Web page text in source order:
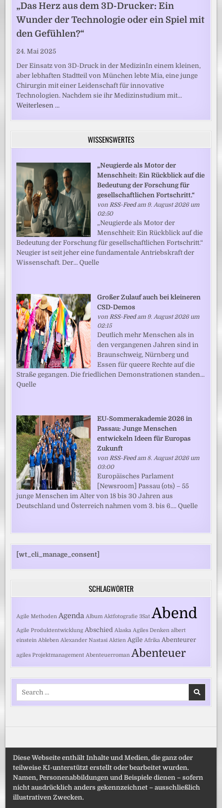
„Das Herz aus dem 3D-Drucker: Ein
Wunder der Technologie oder ein Spiel mit
den Gefühlen?“
24. Mai 2025
Der Einsatz von 3D-Druck in der MedizinIn einem kleinen,
aber lebhaften Stadtteil von München lebte Mia, eine junge
Chirurgin mit einer Leidenschaft für innovative
Technologien. Nachdem sie ihr Medizinstudium mit…
Weiterlesen …
WISSENSWERTES
„Neugierde als Motor der
Menschheit: Ein Rückblick auf die
Bedeutung der Forschung für
gesellschaftlichen Fortschritt.“
vonRSS-Feedam 9. August 2026 um
02:50
„Neugierde als Motor der
Menschheit: Ein Rückblick auf die
Bedeutung der Forschung für gesellschaftlichen Fortschritt.“
Neugier ist seit jeher eine fundamentale Antriebskraft der
Wissenschaft. Der... Quelle
Großer Zulauf auch bei kleineren
CSD-Demos
von RSS-Feedam 9. August 2026 um
02:15
Deutlich mehr Menschen als in
den vergangenen Jahren sind in
Braunschweig, Nürnberg und
Essen für queere Rechte auf die
Straße gegangen. Die friedlichen Demonstrationen standen...
Quelle
EU-Sommerakademie 2026 in
Passau: Junge Menschen
entwickeln Ideen für Europas
Zukunft
von RSS-Feedam 8. August 2026 um
03:00
Europäisches Parlament
[Newsroom] Passau (ots) – 55
junge Menschen im Alter von 18 bis 30 Jahren aus
Deutschland und Österreich nahmen vom 3. bis 6.... Quelle
[wt_cli_manage_consent]
SCHLAGWÖRTER
Agile Methoden Agenda Album Aktfotografie 3Sat Abend
Agile Produktentwicklung Abschied Alaska Agiles Denken albert
einstein Ableben Alexander Nastasi Aktien Agile Afrika Abenteurer
agiles Projektmanagement Abenteuerroman Abenteuer
Diese Webseite enthält Inhalte und Medien, die ganz oder
teilweise KI-unterstützt erstellt oder bearbeitet wurden.
Namen, Personenabbildungen und Beispiele dienen – sofern
nicht ausdrücklich anders gekennzeichnet – ausschließlich
illustrativen Zwecken.